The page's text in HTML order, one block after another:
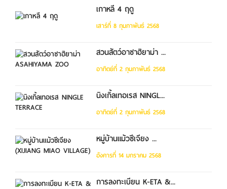
เกาหลี 4 ฤดู
เสาร์ที่ 8 กุมภาพันธ์ 2568
สวนสัตว์อาซาฮิยาม่า ...
อาทิตย์ที่ 2 กุมภาพันธ์ 2568
นิงเกิ้ลเทอเรส NINGL...
อาทิตย์ที่ 2 กุมภาพันธ์ 2568
หมู่บ้านแม้วซีเจียง ...
อังคารที่ 14 มกราคม 2568
การลงทะเบียน K-ETA &...